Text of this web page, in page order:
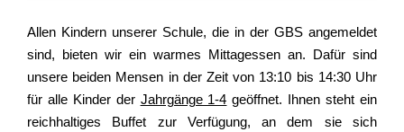
Allen Kindern unserer Schule, die in der GBS angemeldet
sind, bieten wir ein warmes Mittagessen an. Dafür sind
unsere beiden Mensen in der Zeit von 13:10 bis 14:30 Uhr
für alle Kinder der Jahrgänge 1-4 geöffnet. Ihnen steht ein
reichhaltiges Buffet zur Verfügung, an dem sie sich